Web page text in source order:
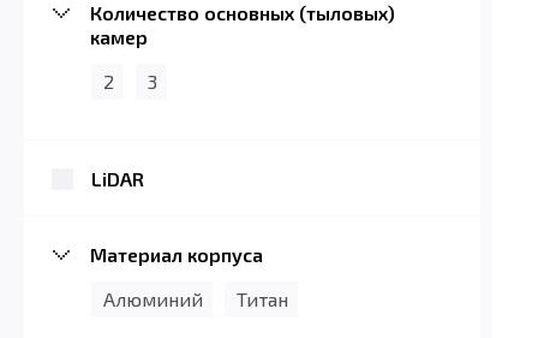
Количество основных (тыловых)
камер
2
3
LiDAR
Материал корпуса
Алюминий
Титан